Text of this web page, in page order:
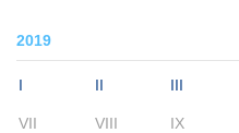
2019
I II III
VII VIII IX